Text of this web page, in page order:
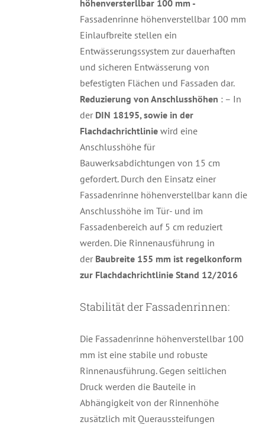
höhenversterllbar 100 mm -
Fassadenrinne höhenverstellbar 100 mm
Einlaufbreite stellen ein
Entwässerungssystem zur dauerhaften
und sicheren Entwässerung von
befestigten Flächen und Fassaden dar.
Reduzierung von Anschlusshöhen : – In
der DIN 18195, sowie in der
Flachdachrichtliniewird eine
Anschlusshöhe für
Bauwerksabdichtungen von 15 cm
gefordert. Durch den Einsatz einer
Fassadenrinne höhenverstellbar kann die
Anschlusshöhe im Tür- und im
Fassadenbereich auf 5 cm reduziert
werden. Die Rinnenausführung in
der Baubreite 155 mm ist regelkonform
zur Flachdachrichtlinie Stand 12/2016
Stabilität der Fassadenrinnen:
Die Fassadenrinne höhenverstellbar 100
mm ist eine stabile und robuste
Rinnenausführung. Gegen seitlichen
Druck werden die Bauteile in
Abhängigkeit von der Rinnenhöhe
zusätzlich mit Queraussteifungen